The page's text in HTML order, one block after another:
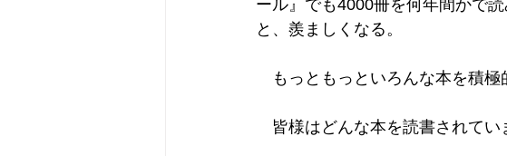
ール』でも4000冊を何年間かで
と、羨ましくなる。
もっともっといろんな本を積極
皆様はどんな本を読書されてい